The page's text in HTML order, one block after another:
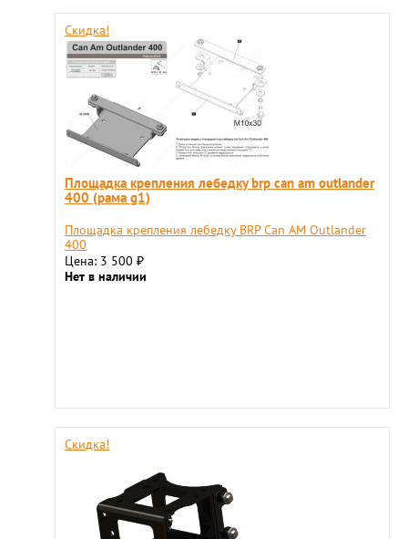
Скидка!
Площадка крепления лебедку brp can am outlander
400 (рама g1)
Площадка крепления лебедку BRP Can AM Outlander
400
Цена: 3 500 ₽
Нет в наличии
Скидка!